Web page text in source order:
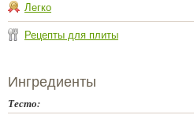
Легко
Рецепты для плиты
Ингредиенты
Тесто: